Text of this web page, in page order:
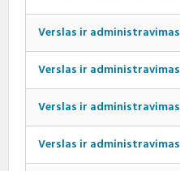
Verslas ir administravimas
Verslas ir administravimas
Verslas ir administravimas
Verslas ir administravimas